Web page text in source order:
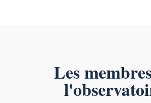
Les